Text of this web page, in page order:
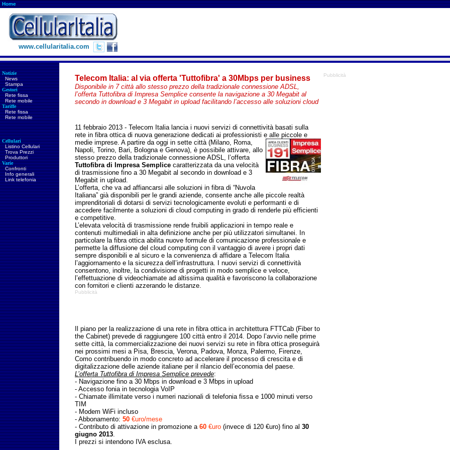
Home
www.cellularitalia.com
Notizie
News
Stampa
Gestori
Rete fissa
Rete mobile
Tariffe
Rete fissa
Rete mobile
Cellulari
Listino Cellulari
Trova Prezzi
Produttori
Varie
Confronti
Info generali
Link telefonia
Telecom Italia: al via offerta 'Tuttofibra' a 30Mbps per business
Disponibile in 7 città allo stesso prezzo della tradizionale connessione ADSL,
l’offerta Tuttofibra di Impresa Semplice consente la navigazione a 30 Megabit al
secondo in download e 3 Megabit in upload facilitando l’accesso alle soluzioni cloud
11 febbraio 2013 - Telecom Italia lancia i nuovi servizi di connettività basati sulla
rete in fibra ottica di nuova generazione dedicati ai professionisti e alle piccole e
medie imprese. A partire da oggi in sette città (Milano, Roma,
Napoli, Torino, Bari, Bologna e Genova), è possibile attivare, allo
stesso prezzo della tradizionale connessione ADSL, l’offerta
Tuttofibra di Impresa Semplice caratterizzata da una velocità
di trasmissione fino a 30 Megabit al secondo in download e 3
Megabit in upload.
L’offerta, che va ad affiancarsi alle soluzioni in fibra di “Nuvola
Italiana” già disponibili per le grandi aziende, consente anche alle piccole realtà
imprenditoriali di dotarsi di servizi tecnologicamente evoluti e performanti e di
accedere facilmente a soluzioni di cloud computing in grado di renderle più efficienti
e competitive.
L’elevata velocità di trasmissione rende fruibili applicazioni in tempo reale e
contenuti multimediali in alta definizione anche per più utilizzatori simultanei. In
particolare la fibra ottica abilita nuove formule di comunicazione professionale e
permette la diffusione del cloud computing con il vantaggio di avere i propri dati
sempre disponibili e al sicuro e la convenienza di affidare a Telecom Italia
l’aggiornamento e la sicurezza dell’infrastruttura. I nuovi servizi di connettività
consentono, inoltre, la condivisione di progetti in modo semplice e veloce,
l’effettuazione di videochiamate ad altissima qualità e favoriscono la collaborazione
con fornitori e clienti azzerando le distanze.
Pubblicità
Il piano per la realizzazione di una rete in fibra ottica in architettura FTTCab (Fiber to
the Cabinet) prevede di raggiungere 100 città entro il 2014. Dopo l’avvio nelle prime
sette città, la commercializzazione dei nuovi servizi su rete in fibra ottica proseguirà
nei prossimi mesi a Pisa, Brescia, Verona, Padova, Monza, Palermo, Firenze,
Como contribuendo in modo concreto ad accelerare il processo di crescita e di
digitalizzazione delle aziende italiane per il rilancio dell’economia del paese.
L’offerta Tuttofibra di Impresa Semplice prevede:
- Navigazione fino a 30 Mbps in download e 3 Mbps in upload
- Accesso fonia in tecnologia VoIP
- Chiamate illimitate verso i numeri nazionali di telefonia fissa e 1000 minuti verso
TIM
- Modem WiFi incluso
- Abbonamento: 50 €uro/mese
- Contributo di attivazione in promozione a 60 €uro (invece di 120 €uro) fino al 30
giugno 2013.
I prezzi si intendono IVA esclusa.
Pubblicità